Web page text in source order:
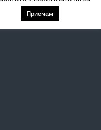
Приемам